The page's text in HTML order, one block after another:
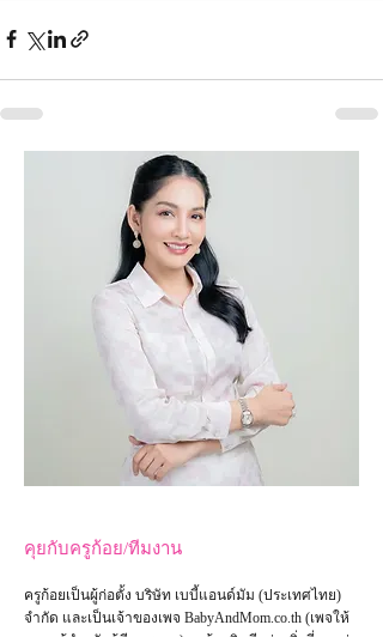
คุยกับครูก้อย/ทีมงาน
ครูก้อยเป็นผู้ก่อตั้ง บริษัท เบบี้แอนด์มัม (ประเทศไทย)
จำกัด และเป็นเจ้าของเพจ BabyAndMom.co.th (เพจให้